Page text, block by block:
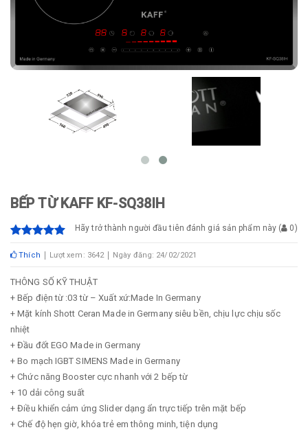
BẾP TỪ KAFF KF-SQ38IH
Hãy trở thành người đầu tiên đánh giá sản phẩm này ( 0)
Thích Lượt xem: 3642 Ngày đăng: 24/02/2021
THÔNG SỐ KỸ THUẬT
+ Bếp điện từ :03 từ – Xuất xứ:Made In Germany
+ Mặt kính Shott Ceran Made in Germany siêu bền, chịu lực chịu sốc
nhiệt
+ Đầu đốt EGO Made in Germany
+ Bo mạch IGBT SIMENS Made in Germany
+ Chức năng Booster cực nhanh với 2 bếp từ
+ 10 dải công suất
+ Điều khiển cảm ứng Slider dạng ẩn trực tiếp trên mặt bếp
+ Chế độ hẹn giờ, khóa trẻ em thông minh, tiện dụng